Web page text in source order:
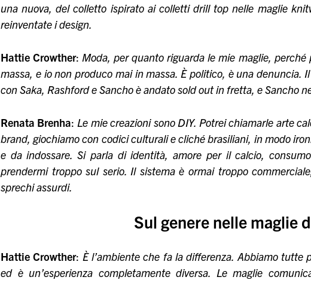
una nuova, del colletto ispirato ai colletti drill top nelle maglie
reinventate i design.
Hattie Crowther: Moda, per quanto riguarda le mie maglie,
massa, e io non produco mai in massa. È politico, è una denuncia.
con Saka, Rashford e Sancho è andato sold out in fretta, e Sancho
Renata Brenha: Le mie creazioni sono DIY. Potrei chiamarle arte
brand, giochiamo con codici culturali e cliché brasiliani, in modo
e da indossare. Si parla di identità, amore per il calcio,
prendermi troppo sul serio. Il sistema è ormai troppo
sprechi assurdi.
Sul genere nelle maglie
Hattie Crowther: È l’ambiente che fa la differenza. Abbiamo
ed è un’esperienza completamente diversa. Le maglie